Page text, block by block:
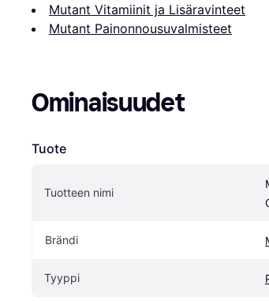
Mutant Vitamiinit ja Lisäravinteet
Mutant Painonnousuvalmisteet
Ominaisuudet
Tuote
Tuotteen nimi
Brändi
Tyyppi